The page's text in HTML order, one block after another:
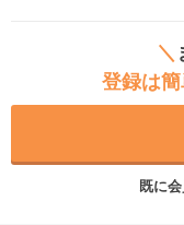
＼
登録は
既に